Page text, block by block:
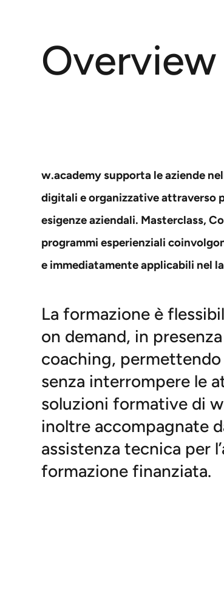
Overview
w.academy supporta le aziende
digitali e organizzative attraverso
esigenze aziendali. Masterclass,
programmi esperienziali
e immediatamente applicabili nel
La formazione è
on demand, in
coaching,
senza interrompere le
soluzioni formative di
inoltre accompagnate
assistenza tecnica per
formazione finanziata.